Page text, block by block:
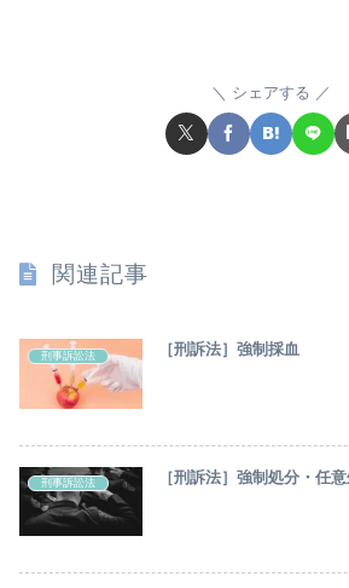
シェアする
関連記事
刑事訴訟法 ［刑訴法］強制採血
刑事訴訟法 ［刑訴法］強制処分・任